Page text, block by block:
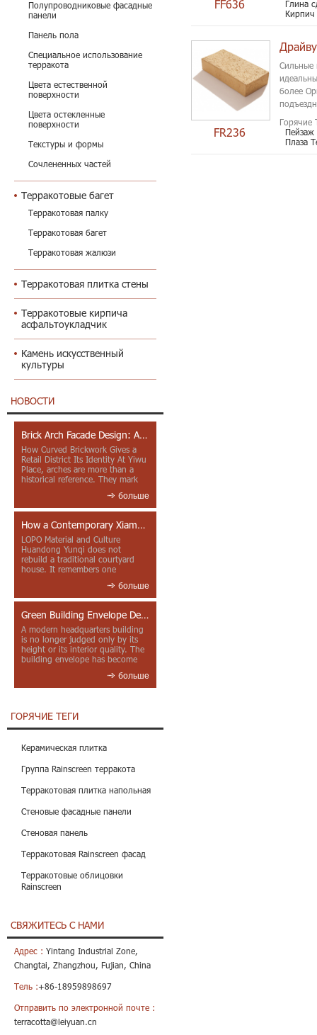
Полупроводниковые фасадные
панели
Панель пола
Специальное использование
терракота
Цвета естественной
поверхности
Цвета остекленные
поверхности
Текстуры и формы
Сочлененных частей
Терракотовые багет
Терракотовая палку
Терракотовая багет
Терракотовая жалюзи
Терракотовая плитка стены
Терракотовые кирпича
асфальтоукладчик
Камень искусственный
культуры
НОВОСТИ
Brick Arch Facade Design: A Closer Look at Yiwu Place
How Curved Brickwork Gives a
Retail District Its Identity At Yiwu
Place, arches are more than a
historical reference. They mark
больше
How a Contemporary Xiamen Project Reframes Minnan Red Brick
LOPO Material and Culture
Huandong Yunqi does not
rebuild a traditional courtyard
house. It remembers one
больше
Green Building Envelope Design: Clay Sunscreen Fins for Modern Headquarters Architecture
A modern headquarters building
is no longer judged only by its
height or its interior quality. The
building envelope has become
больше
ГОРЯЧИЕ ТЕГИ
Керамическая плитка
Группа Rainscreen терракота
Терракотовая плитка напольная
Стеновые фасадные панели
Стеновая панель
Терракотовая Rainscreen фасад
Терракотовые облицовки
Rainscreen
СВЯЖИТЕСЬ С НАМИ
Адрес : Yintang Industrial Zone,
Changtai, Zhangzhou, Fujian, China
Тель :+86-18959898697
Отправить по электронной почте :
terracotta@leiyuan.cn
FF636
Глина
Кирпич
FR236
Сильные
более
Горячие
Пейзаж
Плаза